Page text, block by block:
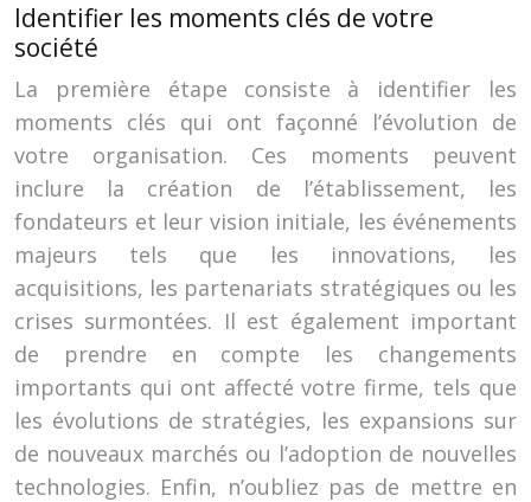
Identifier les moments clés de votre
société
La première étape consiste à identifier les
moments clés qui ont façonné l’évolution de
votre organisation. Ces moments peuvent
inclure la création de l’établissement, les
fondateurs et leur vision initiale, les événements
majeurs tels que les innovations, les
acquisitions, les partenariats stratégiques ou les
crises surmontées. Il est également important
de prendre en compte les changements
importants qui ont affecté votre firme, tels que
les évolutions de stratégies, les expansions sur
de nouveaux marchés ou l’adoption de nouvelles
technologies. Enfin, n’oubliez pas de mettre en